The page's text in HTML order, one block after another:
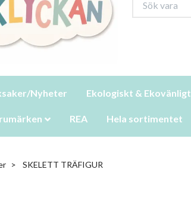
Nyheter Ekologiskt & Ekovänligt
REA Hela sortimentet
SKELETT TRÄFIGUR